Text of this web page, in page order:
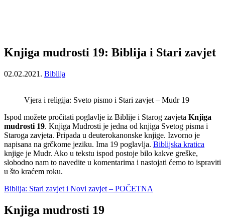
Knjiga mudrosti 19: Biblija i Stari zavjet
02.02.2021. Biblija
Vjera i religija: Sveto pismo i Stari zavjet – Mudr 19
Ispod možete pročitati poglavlje iz Biblije i Starog zavjeta Knjiga
mudrosti 19. Knjiga Mudrosti je jedna od knjiga Svetog pisma i
Staroga zavjeta. Pripada u deuterokanonske knjige. Izvorno je
napisana na grčkome jeziku. Ima 19 poglavlja. Biblijska kratica
knjige je Mudr. Ako u tekstu ispod postoje bilo kakve greške,
slobodno nam to navedite u komentarima i nastojati ćemo to ispraviti
u što kraćem roku.
Biblija: Stari zavjet i Novi zavjet – POČETNA
Knjiga mudrosti 19